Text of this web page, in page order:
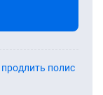
продлить полис